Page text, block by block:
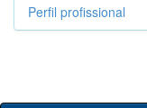
Perfil profissional